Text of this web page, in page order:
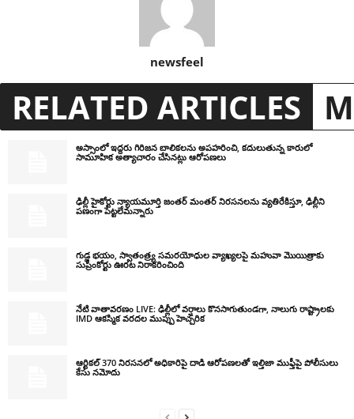
newsfeel
RELATED ARTICLES
అస్సాంలో ఇద్దరు గిరిజన బాలికలను అపహరించి, కదులుతున్న కారులో
సామూహిక అత్యాచారం చేసినట్లు ఆరోపణలు
ఢిల్లీ హైకోర్టు న్యాయమూర్తి జంతర్ మంతర్ నిరసనలను వ్యతిరేకిస్తూ, ఢిల్లీని
పణంగా పెట్టలేమన్నారు
గుడ్ల భయం, స్వాతంత్ర్య సమరయోధుల వ్యాఖ్యలపై మహువా మొయిత్రాకు
సుప్రీంకోర్టు ఊరట నిరాకరించింది
నేటి వాతావరణం LIVE: ఢిల్లీలో వర్షాలు కొనసాగుతుండగా, నాలుగు రాష్ట్రాలకు
IMD ఆకస్మిక వరదల ముప్పు హెచ్చరిక
ఆర్టికల్ 370 నిరసనలో అధికారిపై దాడి ఆరోపణలతో ఇల్తిజా ముఫ్తీపై పోలీసులు
కేసు నమోదు